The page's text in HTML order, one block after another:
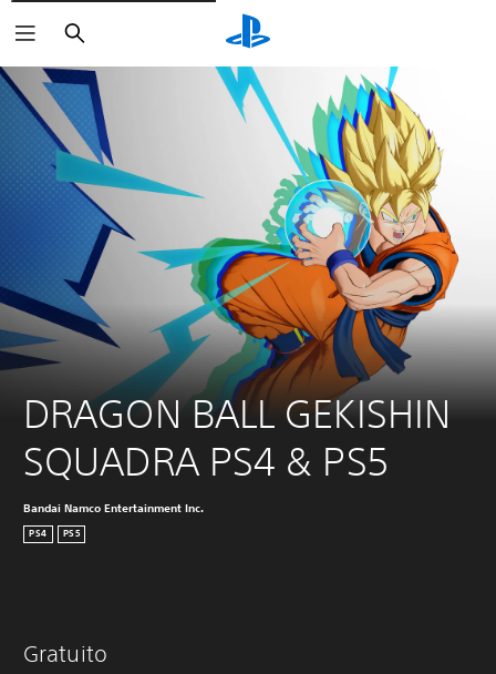
Buscar
DRAGON BALL GEKISHIN
SQUADRA PS4 & PS5
Bandai Namco Entertainment Inc.
PS4 PS5
Gratuito